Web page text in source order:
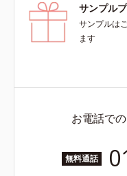
サンプル
サンプルは
ます
お電話で
無料通話